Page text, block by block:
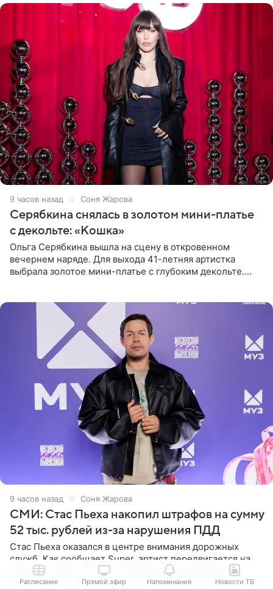
9 часов назад Соня Жарова
Серябкина снялась в золотом мини-платье
с декольте: «Кошка»
Ольга Серябкина вышла на сцену в откровенном
вечернем наряде. Для выхода 41-летняя артистка
выбрала золотое мини-платье с глубоким декольте.
9 часов назад Соня Жарова
СМИ: Стас Пьеха накопил штрафов на сумму
52 тыс. рублей из-за нарушения ПДД
Стас Пьеха оказался в центре внимания дорожных
служб. Как сообщает Super, артист передвигается на
Mercedes-Benz G-Class G 500 2020 года выпуска,
стоимость которого оценивается в 15–20 миллионов
Расписание Прямой эфир Напоминания Новости ТВ